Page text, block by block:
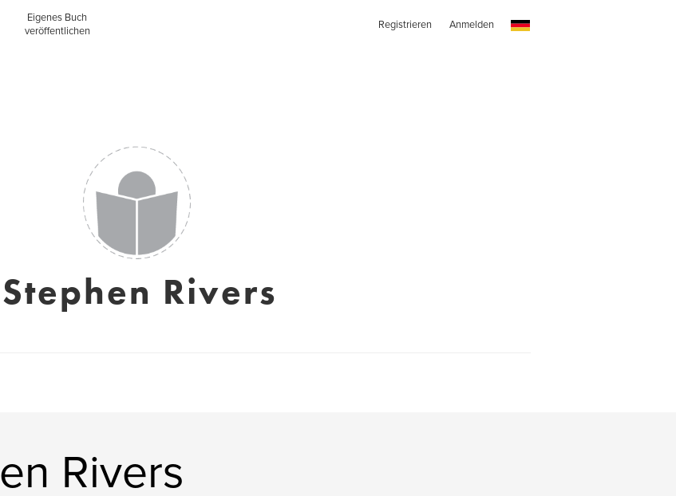
Eigenes Buch
veröffentlichen
Registrieren Anmelden
Stephen Rivers
Rivers